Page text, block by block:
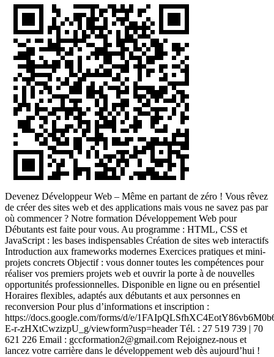
Devenez Développeur Web – Même en partant de zéro ! Vous rêvez
de créer des sites web et des applications mais vous ne savez pas par
où commencer ? Notre formation Développement Web pour
Débutants est faite pour vous. Au programme : HTML, CSS et
JavaScript : les bases indispensables Création de sites web interactifs
Introduction aux frameworks modernes Exercices pratiques et mini-
projets concrets Objectif : vous donner toutes les compétences pour
réaliser vos premiers projets web et ouvrir la porte à de nouvelles
opportunités professionnelles. Disponible en ligne ou en présentiel
Horaires flexibles, adaptés aux débutants et aux personnes en
reconversion Pour plus d’informations et inscription :
https://docs.google.com/forms/d/e/
E-r-zHXtCwzizpU_g/viewform?usp=header Tél. : 27 519 739 | 70
621 226 Email : gccformation2@gmail.com Rejoignez-nous et
lancez votre carrière dans le développement web dès aujourd’hui !